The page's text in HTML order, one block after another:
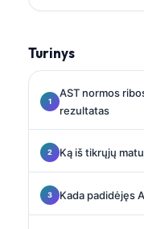
Turinys
AST normos
rezultatas
Ką iš tikrųjų
Kada padidėjęs